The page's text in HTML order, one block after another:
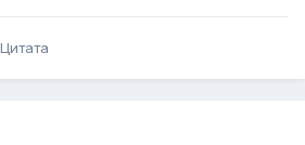
Цитата